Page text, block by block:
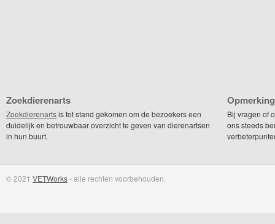
Zoekdierenarts
Zoekdierenartsis tot stand gekomen om de bezoekers een
duidelijk en betrouwbaar overzicht te geven van dierenartsen
in hun buurt.
Bij vragen of
ons steeds
© 2021 VETWorks- alle rechten voorbehouden.